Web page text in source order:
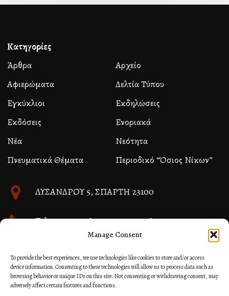
Manage Consent
To provide the best experiences, we use technologies like cookies to store and/or access
device information. Consenting to these technologies will allow us to process data such as
browsing behavior or unique IDs on this site. Not consenting or withdrawing consent, may
adversely affect certain features and functions.
Κατηγορίες
Άρθρα
Αρχείο
Αφιερώματα
Δελτία Τύπου
Εγκύκλιοι
Εκδηλώσεις
Εκδόσεις
Ενοριακά
Νέα
Νεότητα
Πνευματικά Θέματα
Περιοδικό “Όσιος Νίκων”
ΛΥΣΑΝΔΡΟΥ 5, ΣΠΑΡΤΗ 23100
Τηλ. 27310 26580 και 27310 26581